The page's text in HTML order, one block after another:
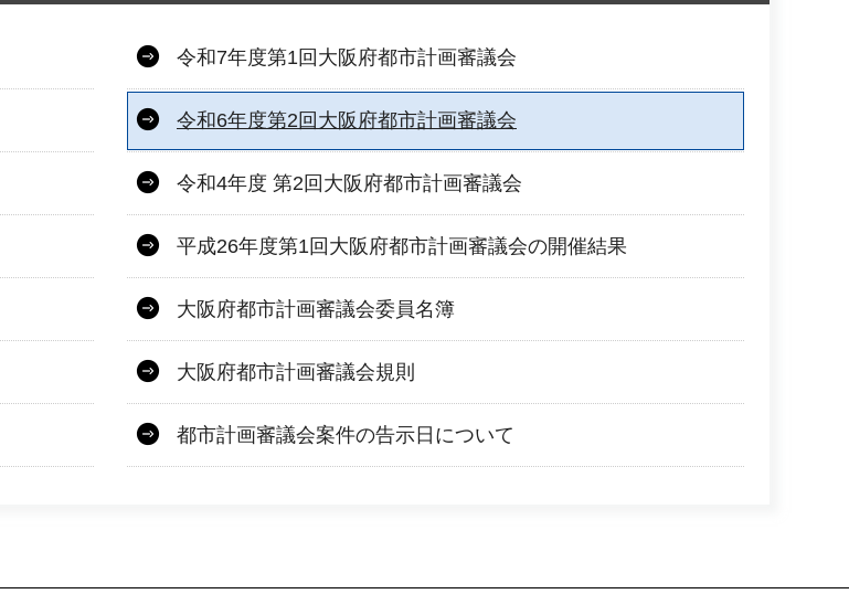
令和7年度第1回大阪府都市計画審議会
令和6年度第2回大阪府都市計画審議会
令和4年度 第2回大阪府都市計画審議会
平成26年度第1回大阪府都市計画審議会の開催結果
大阪府都市計画審議会委員名簿
大阪府都市計画審議会規則
都市計画審議会案件の告示日について